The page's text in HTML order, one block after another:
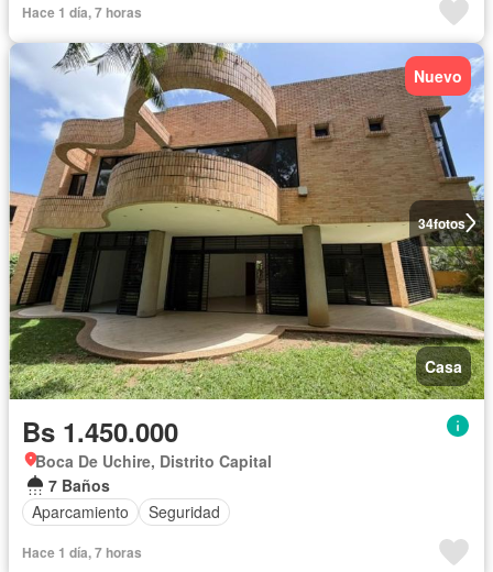
Hace 1 día, 7 horas
34fotos
Nuevo
Casa
Bs 1.450.000
Boca De Uchire, Distrito Capital
7 Baños
Aparcamiento
Seguridad
Hace 1 día, 7 horas